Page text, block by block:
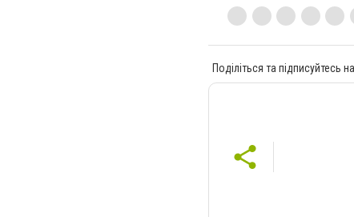
Поділіться та підписуйтесь